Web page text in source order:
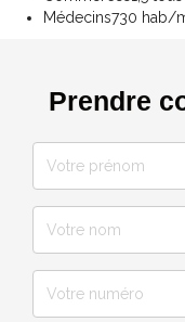
Médecins730 hab/
Prendre